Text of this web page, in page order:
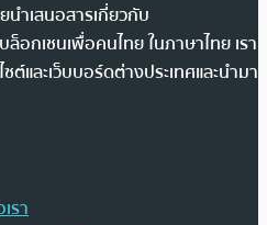
ำเสนอสารเกี่ยวกับ
อกเชนเพื่อคนไทย ในภาษาไทย เรา
และเว็บบอร์ดต่างประเทศและนำมา
รา